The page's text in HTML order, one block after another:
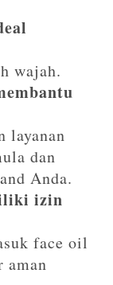
wajah.
layanan
dan
Anda.
izin
face oil
aman